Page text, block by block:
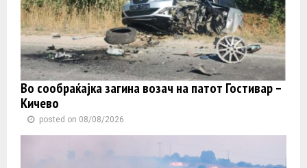
Во сообраќајка загина возач на патот Гостивар –
Кичево
posted on 08/08/2026